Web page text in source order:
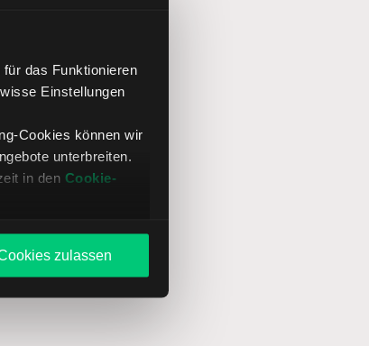
das Funktionieren
Einstellungen
Cookies können wir
unterbreiten.
in den Cookie-
zulassen